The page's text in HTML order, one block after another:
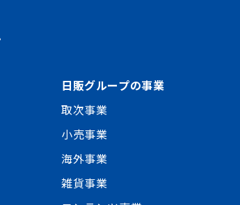
日販グループの事業
取次事業
小売事業
海外事業
雑貨事業